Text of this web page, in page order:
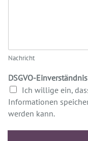
Nachricht
DSGVO-Einverständnis
Ich willige ein,
Informationen
werden kann.